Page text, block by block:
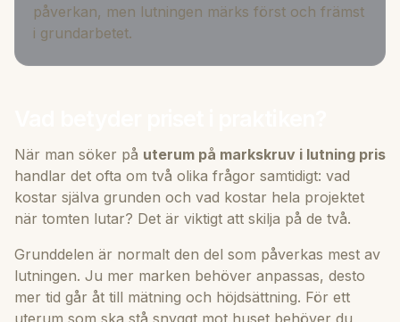
påverkan, men lutningen märks först och främst
i grundarbetet.
När man söker på uterum på markskruv i lutning pris
handlar det ofta om två olika frågor samtidigt: vad
kostar själva grunden och vad kostar hela projektet
när tomten lutar? Det är viktigt att skilja på de två.
Grunddelen är normalt den del som påverkas mest av
lutningen. Ju mer marken behöver anpassas, desto
mer tid går åt till mätning och höjdsättning. För ett
uterum som ska stå snyggt mot huset behöver du